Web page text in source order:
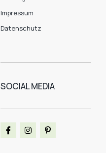
Impressum
Datenschutz
SOCIAL MEDIA